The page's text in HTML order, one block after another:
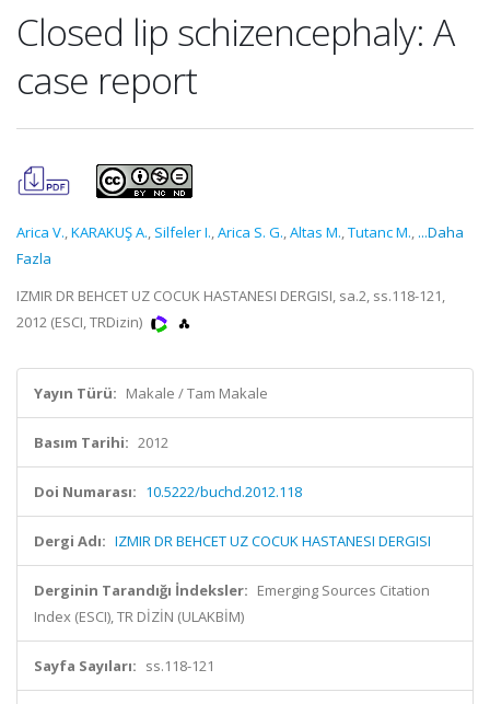
Closed lip schizencephaly: A
case report
Arica V.,KARAKUŞ A., Silfeler I.,Arica S. G.,Altas M.,Tutanc M., ...Daha
Fazla
IZMIR DR BEHCET UZ COCUK HASTANESI DERGISI, sa.2, ss.118-121,
2012 (ESCI, TRDizin)
Yayın Türü: Makale / Tam Makale
Basım Tarihi: 2012
Doi Numarası: 10.5222/buchd.2012.118
Dergi Adı: IZMIR DR BEHCET UZ COCUK HASTANESI DERGISI
Derginin Tarandığı İndeksler: Emerging Sources Citation
Index (ESCI), TR DİZİN (ULAKBİM)
Sayfa Sayıları: ss.118-121